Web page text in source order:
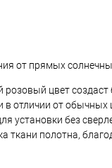
от прямых
цвет
отличии от обычных
без
ткани полотна,